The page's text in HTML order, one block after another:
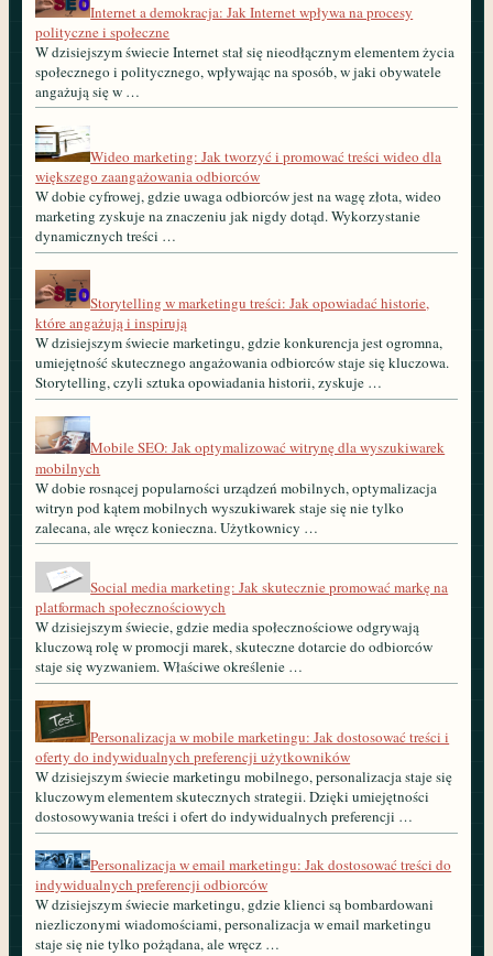
Internet a demokracja: Jak Internet wpływa na procesy
polityczne i społeczne
W dzisiejszym świecie Internet stał się nieodłącznym elementem życia
społecznego i politycznego, wpływając na sposób, w jaki obywatele
angażują się w …
Wideo marketing: Jak tworzyć i promować treści wideo dla
większego zaangażowania odbiorców
W dobie cyfrowej, gdzie uwaga odbiorców jest na wagę złota, wideo
marketing zyskuje na znaczeniu jak nigdy dotąd. Wykorzystanie
dynamicznych treści …
Storytelling w marketingu treści: Jak opowiadać historie,
które angażują i inspirują
W dzisiejszym świecie marketingu, gdzie konkurencja jest ogromna,
umiejętność skutecznego angażowania odbiorców staje się kluczowa.
Storytelling, czyli sztuka opowiadania historii, zyskuje …
Mobile SEO: Jak optymalizować witrynę dla wyszukiwarek
mobilnych
W dobie rosnącej popularności urządzeń mobilnych, optymalizacja
witryn pod kątem mobilnych wyszukiwarek staje się nie tylko
zalecana, ale wręcz konieczna. Użytkownicy …
Social media marketing: Jak skutecznie promować markę na
platformach społecznościowych
W dzisiejszym świecie, gdzie media społecznościowe odgrywają
kluczową rolę w promocji marek, skuteczne dotarcie do odbiorców
staje się wyzwaniem. Właściwe określenie …
Personalizacja w mobile marketingu: Jak dostosować treści i
oferty do indywidualnych preferencji użytkowników
W dzisiejszym świecie marketingu mobilnego, personalizacja staje się
kluczowym elementem skutecznych strategii. Dzięki umiejętności
dostosowywania treści i ofert do indywidualnych preferencji …
Personalizacja w email marketingu: Jak dostosować treści do
indywidualnych preferencji odbiorców
W dzisiejszym świecie marketingu, gdzie klienci są bombardowani
niezliczonymi wiadomościami, personalizacja w email marketingu
staje się nie tylko pożądana, ale wręcz …